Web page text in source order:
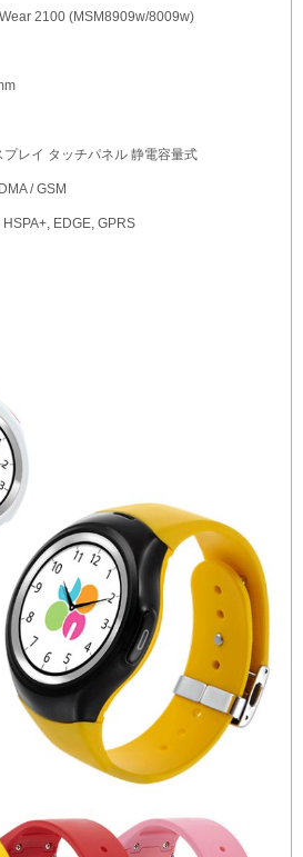
2100 (MSM8909w/8009w)
レイ タッチパネル 静電容量式
/ GSM
EDGE, GPRS